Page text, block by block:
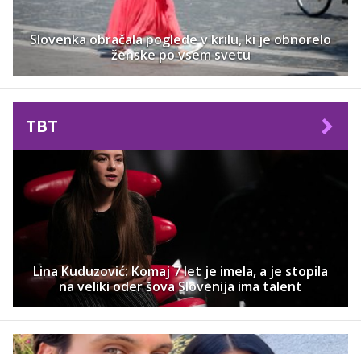
Slovenka obračala poglede v krilu, ki je obnorelo
ženske po vsem svetu
TBT
Lina Kuduzović: Komaj 7 let je imela, a je stopila
na veliki oder šova Slovenija ima talent